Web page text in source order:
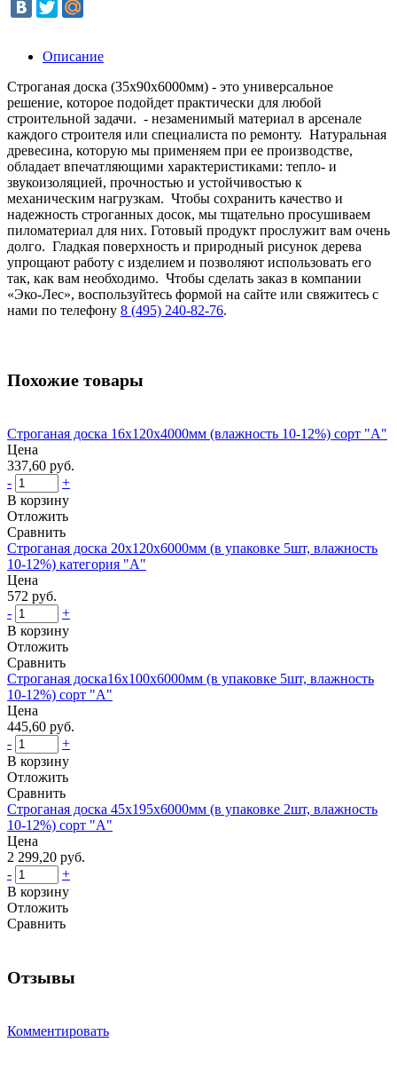
Описание
Строганая доска (35x90x6000мм) - это универсальное
решение, которое подойдет практически для любой
строительной задачи. - незаменимый материал в арсенале
каждого строителя или специалиста по ремонту. Натуральная
древесина, которую мы применяем при ее производстве,
обладает впечатляющими характеристиками: тепло- и
звукоизоляцией, прочностью и устойчивостью к
механическим нагрузкам. Чтобы сохранить качество и
надежность строганных досок, мы тщательно просушиваем
пиломатериал для них. Готовый продукт прослужит вам очень
долго. Гладкая поверхность и природный рисунок дерева
упрощают работу с изделием и позволяют использовать его
так, как вам необходимо. Чтобы сделать заказ в компании
«Эко-Лес», воспользуйтесь формой на сайте или свяжитесь с
нами по телефону 8 (495) 240-82-76.
Похожие товары
Строганая доска 16x120x4000мм (влажность 10-12%) сорт "А"
Цена
337,60 руб.
-
+
В корзину
Отложить
Сравнить
Строганая доска 20x120x6000мм (в упаковке 5шт, влажность
10-12%) категория "А"
Цена
572 руб.
-
+
В корзину
Отложить
Сравнить
Строганая доска16x100x6000мм (в упаковке 5шт, влажность
10-12%) сорт "А"
Цена
445,60 руб.
-
+
В корзину
Отложить
Сравнить
Строганая доска 45x195x6000мм (в упаковке 2шт, влажность
10-12%) сорт "А"
Цена
2 299,20 руб.
-
+
В корзину
Отложить
Сравнить
Отзывы
Комментировать